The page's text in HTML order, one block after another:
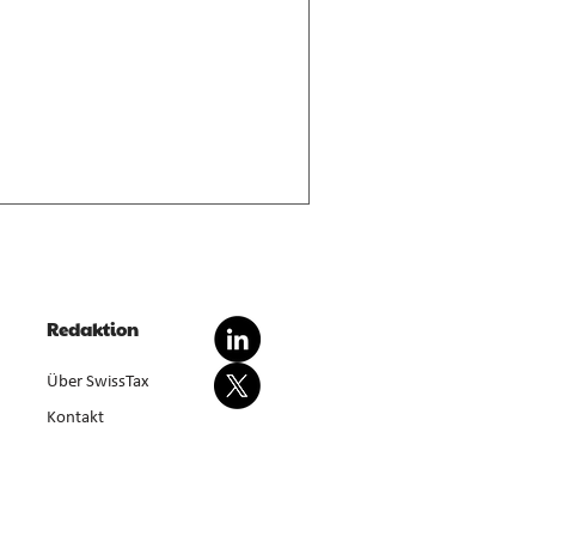
Liquidationsgewinn aus
Neubewertung von Anlagevermögen
ist gesondert steuerbar, bei Aufgabe
der Erwerbstätigkeit (E. 5.4.1–5.4.3).
Redaktion
Über SwissTax
Kontakt